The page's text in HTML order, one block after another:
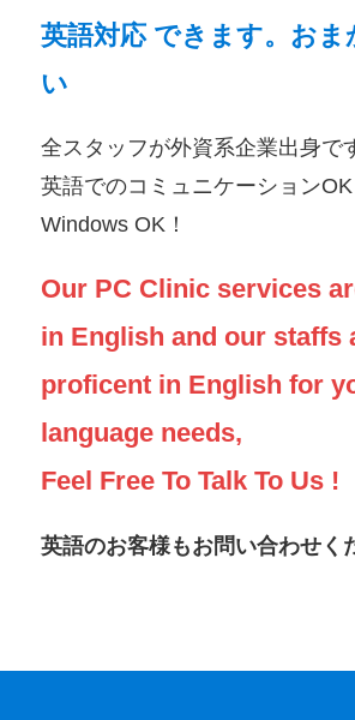
英語対応 できます。おま
い
全スタッフが外資系企業出身で
英語でのコミュニケーション
Windows OK！
Our PC Clinic services
in English and our staffs
proficent in English for
language needs,
Feel Free To Talk To Us !
英語のお客様もお問い合わせく